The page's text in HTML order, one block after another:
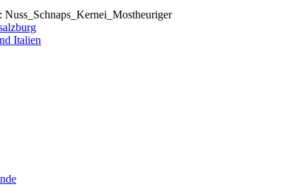
Nuss_Schnaps_Kernei_Mostheuriger
Italien